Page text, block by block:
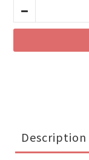
Description